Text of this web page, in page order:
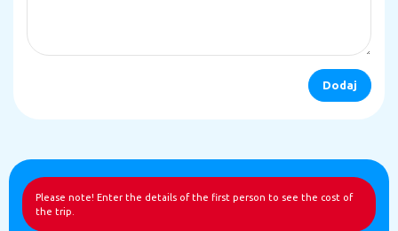
Please note! Enter the details of the first person to see the cost of
the trip.